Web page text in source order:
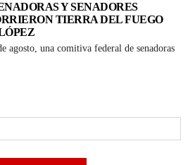
Y SENADORES
TIERRA DEL FUEGO
agosto, una comitiva federal de senadoras